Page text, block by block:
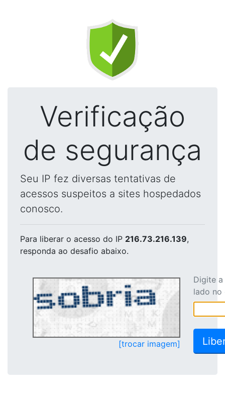
Verificação
de segurança
Seu IP fez diversas tentativas de
acessos suspeitos a sites hospedados
conosco.
Para liberar o acesso do IP 216.73.216.139,
responda ao desafio abaixo.
[trocar imagem]
Digite
lado no